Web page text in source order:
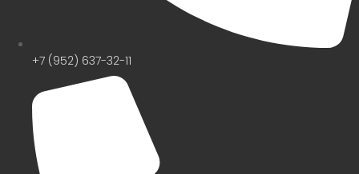
+7 (952) 637-32-11